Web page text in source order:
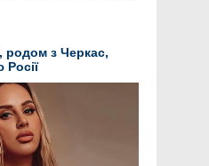
родом з Черкас,